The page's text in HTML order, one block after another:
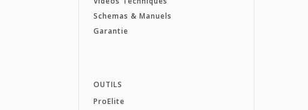
Schemas & Manuels
Garantie
OUTILS
ProElite